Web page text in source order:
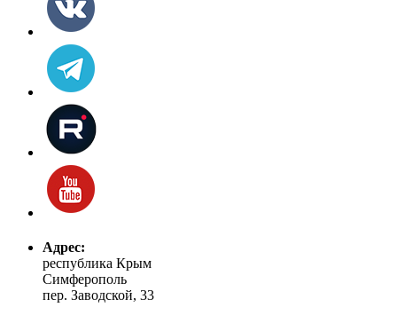
Адрес:
республика Крым
Симферополь
пер. Заводской, 33